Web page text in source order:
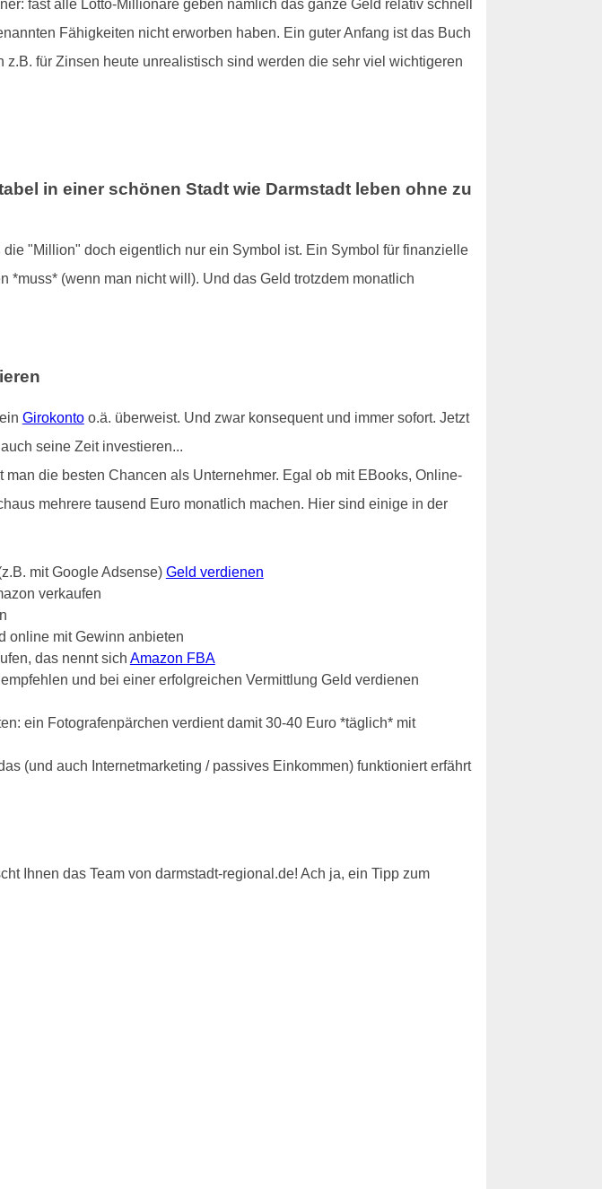
fast alle Lotto-Millionäre geben nämlich das ganze Geld relativ schnell
Fähigkeiten nicht erworben haben. Ein guter Anfang ist das Buch
für Zinsen heute unrealistisch sind werden die sehr viel wichtigeren
in einer schönen Stadt wie Darmstadt leben ohne zu
"Million" doch eigentlich nur ein Symbol ist. Ein Symbol für finanzielle
*muss* (wenn man nicht will). Und das Geld trotzdem monatlich
Girokontoo.ä. überweist. Und zwar konsequent und immer sofort. Jetzt
seine Zeit investieren...
die besten Chancen als Unternehmer. Egal ob mit EBooks, Online-
mehrere tausend Euro monatlich machen. Hier sind einige in der
mit Google Adsense) Geld verdienen
verkaufen
online mit Gewinn anbieten
das nennt sich Amazon FBA
und bei einer erfolgreichen Vermittlung Geld verdienen
ein Fotografenpärchen verdient damit 30-40 Euro *täglich* mit
(und auch Internetmarketing / passives Einkommen) funktioniert erfährt
Ihnen das Team von darmstadt-regional.de! Ach ja, ein Tipp zum